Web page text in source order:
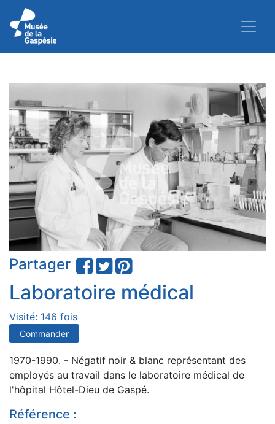
Partager
Laboratoire médical
Visité: 146 fois
Commander
1970-1990. - Négatif noir & blanc représentant des
employés au travail dans le laboratoire médical de
l'hôpital Hôtel-Dieu de Gaspé.
Référence :